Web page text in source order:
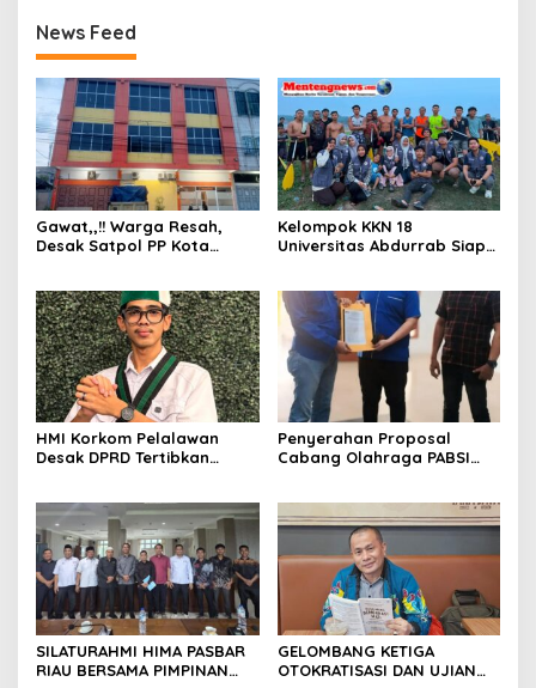
News Feed
Gawat,,!! Warga Resah,
Desak Satpol PP Kota
Ajang “Kumpul Kebo”.
Kelompok KKN 18
Universitas Abdurrab Siap
Masyarakat Desa Pulau
Deras
HMI Korkom Pelalawan
Desak DPRD Tertibkan
Penyerahan Proposal
Cabang Olahraga PABSI
SILATURAHMI HIMA PASBAR
RIAU BERSAMA PIMPINAN
GELOMBANG KETIGA
OTOKRATISASI DAN UJIAN